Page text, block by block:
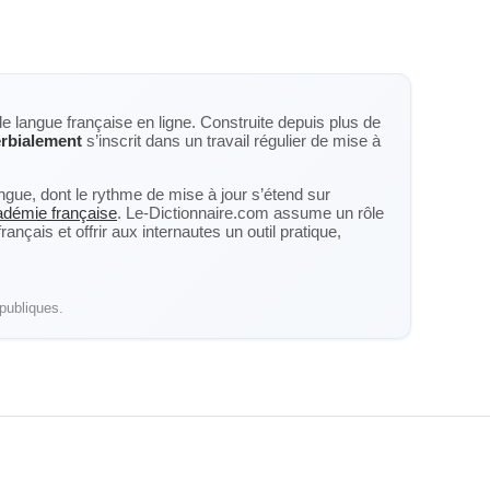
langue française en ligne. Construite depuis plus de
s’inscrit dans un travail régulier de mise à
dont le rythme de mise à jour s’étend sur
française. Le-Dictionnaire.com assume un rôle
et offrir aux internautes un outil pratique,